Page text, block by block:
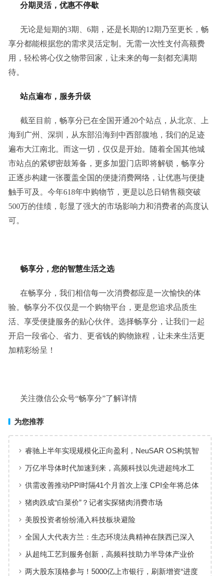
分期灵活，优惠不停歇
无论是短期的3期、6期，还是长期的12期乃至更长，畅
享分都能根据您的需求灵活定制。无需一次性支付高额费
用，轻松将心仪之物带回家，让未来的每一刻都充满期
待。
站点遍布，服务升级
截至目前，畅享分已在全国开通20个站点，从北京、上
海到广州、深圳，从东部沿海到中西部腹地，我们的足迹
遍布大江南北。而这一切，仅仅是开始。随着全国其他城
市站点的紧锣密鼓筹备，更多加盟门店即将解锁，畅享分
正逐步构建一张覆盖全国的便捷消费网络，让优惠与便捷
触手可及。今年618年中购物节，更是以总日销售额突破
500万的佳绩，彰显了强大的市场影响力和消费者的高度认
可。
畅享分，您的智慧生活之选
在畅享分，我们相信每一次消费都应是一次愉快的体
验。畅享分不仅仅是一个购物平台，更是您追求品质生
活、享受便捷服务的贴心伙伴。选择畅享分，让我们一起
开启一段省心、省力、更省钱的购物旅程，让未来生活更
加精彩纷呈！
关注微信公众号“畅享分”了解详情
为您推荐
睿驰上半年实现规模化正向盈利，NeuSAR OS构筑智
能汽车软件增长新引擎
万亿半导体时代加速到来，高频科技以先进超纯水工
艺赋能高端制造
供需改善推动PPI时隔41个月首次上涨 CPI全年将总体
保持温和上涨趋势
猪肉跌成“白菜价”？记者实探猪肉消费市场
美股投资者纷纷涌入科技板块避险
全国人大代表方兰：生态环境法典精神在陕西已深入
人心
从超纯工艺到服务创新，高频科技助力半导体产业价
值共创
两大股东顶格参与！5000亿上市银行，刷新增资“进度